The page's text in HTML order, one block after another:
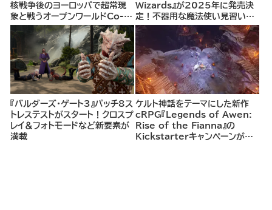
核戦争後のヨーロッパで超常現
象と戦うオープンワールドCo-
opシューター
Wizards』が2025年に発売決
定！不器用な魔法使い見習いと
して、ランダム生成ダンジョンを
探索し、世界を救う冒険へ。
『バルダーズ・ゲート3』パッチ8ス
トレステストがスタート！クロスプ
レイ＆フォトモードなど新要素が
満載
ケルト神話をテーマにした新作
cRPG『Legends of Awen:
Rise of the Fianna』の
Kickstarterキャンペーンがま